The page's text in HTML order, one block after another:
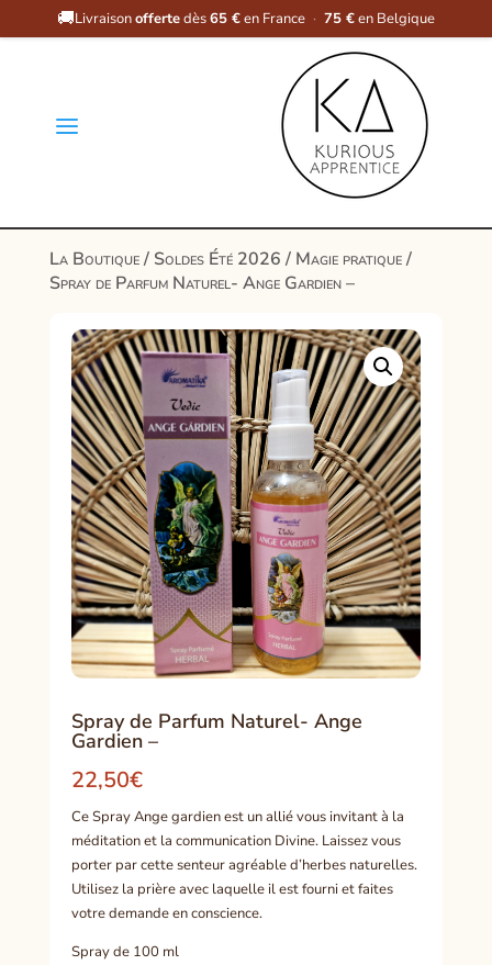
🚚Livraisonoffertedès65 €en France · 75 €en Belgique
a
La Boutique/ Soldes Été 2026/ Magie pratique/
Spray de Parfum Naturel- Ange Gardien –
Spray de Parfum Naturel- Ange
Gardien –
22,50€
Ce Spray Ange gardien est un allié vous invitant à la
méditation et la communication Divine. Laissez vous
porter par cette senteur agréable d’herbes naturelles.
Utilisez la prière avec laquelle il est fourni et faites
votre demande en conscience.
Spray de 100 ml